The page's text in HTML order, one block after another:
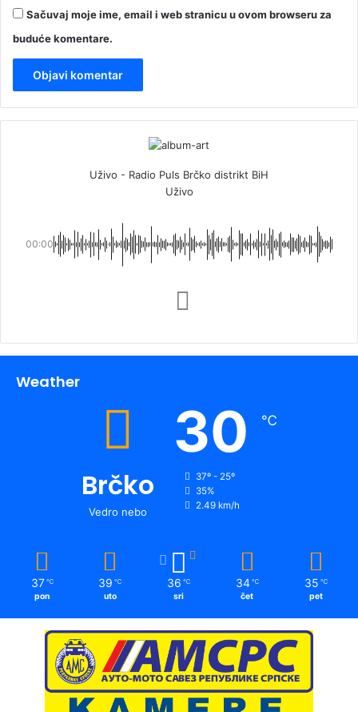
Sačuvaj moje ime, email i web stranicu u ovom browseru za
buduće komentare.
Uživo - Radio Puls Brčko distrikt BiH
Uživo
00:00
Weather
Brčko
Vedro nebo
30 ℃
37º - 25º
35%
2.49 km/h
37 ℃
pon
39 ℃
uto
36 ℃
sri
34 ℃
čet
35 ℃
pet